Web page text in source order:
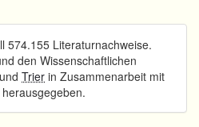
574.155 Literaturnachweise.
den Wissenschaftlichen
und Trier in Zusammenarbeit mit